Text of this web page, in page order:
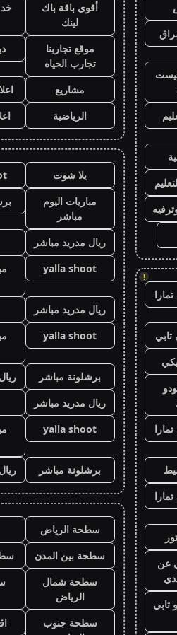
!
عن
تابي
أقوى باقة باك
لينك
موقع تجاربنا
تجارب الحياه
مشاريع
الرياضية
يلا شوت
مباريات اليوم
مباشر
ريال مدريد مباشر
yalla shoot
ريال مدريد مباشر
yalla shoot
برشلونة مباشر
ريال مدريد مباشر
yalla shoot
برشلونة مباشر
سطحة الرياض
سطحة بين المدن
سطحة شمال
الرياض
سطحة جنوب